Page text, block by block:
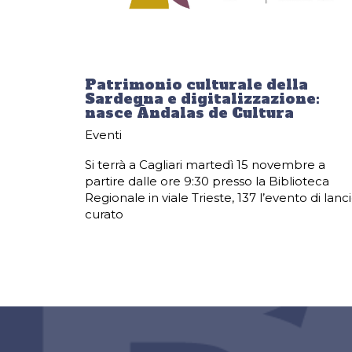
Patrimonio culturale della
Sardegna e digitalizzazione:
nasce Àndalas de Cultura
Eventi
Si terrà a Cagliari martedì 15 novembre a
partire dalle ore 9:30 presso la Biblioteca
Regionale in viale Trieste, 137 l’evento di
curato